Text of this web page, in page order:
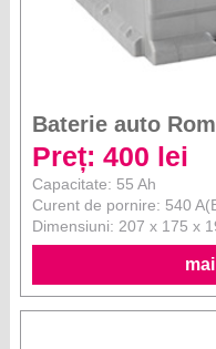
Baterie auto
Preț: 400 lei
Capacitate: 55 Ah
Curent de pornire: 540
Dimensiuni: 207 x 175 x